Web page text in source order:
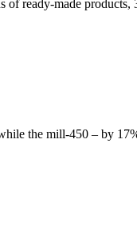
ready-made
the mill-450 – by